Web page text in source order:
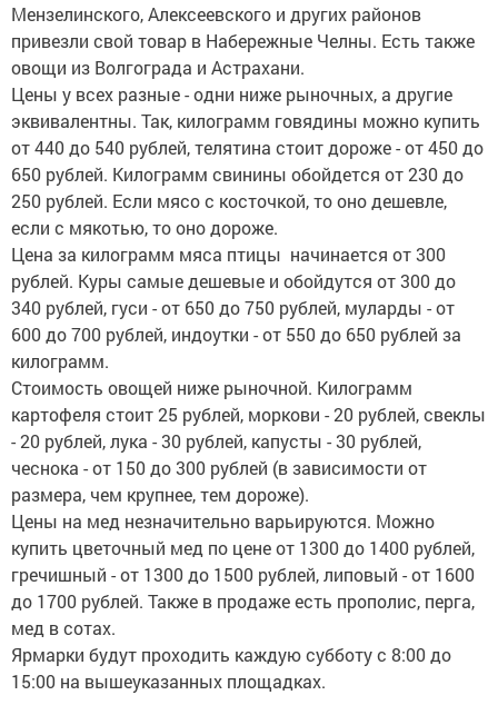
Мензелинского, Алексеевского и других районов
привезли свой товар в Набережные Челны. Есть также
овощи из Волгограда и Астрахани.
Цены у всех разные - одни ниже рыночных, а другие
эквивалентны. Так, килограмм говядины можно купить
от 440 до 540 рублей, телятина стоит дороже - от 450 до
650 рублей. Килограмм свинины обойдется от 230 до
250 рублей. Если мясо с косточкой, то оно дешевле,
если с мякотью, то оно дороже.
Цена за килограмм мяса птицы начинается от 300
рублей. Куры самые дешевые и обойдутся от 300 до
340 рублей, гуси - от 650 до 750 рублей, муларды - от
600 до 700 рублей, индоутки - от 550 до 650 рублей за
килограмм.
Стоимость овощей ниже рыночной. Килограмм
картофеля стоит 25 рублей, моркови - 20 рублей, свеклы
- 20 рублей, лука - 30 рублей, капусты - 30 рублей,
чеснока - от 150 до 300 рублей (в зависимости от
размера, чем крупнее, тем дороже).
Цены на мед незначительно варьируются. Можно
купить цветочный мед по цене от 1300 до 1400 рублей,
гречишный - от 1300 до 1500 рублей, липовый - от 1600
до 1700 рублей. Также в продаже есть прополис, перга,
мед в сотах.
Ярмарки будут проходить каждую субботу с 8:00 до
15:00 на вышеуказанных площадках.